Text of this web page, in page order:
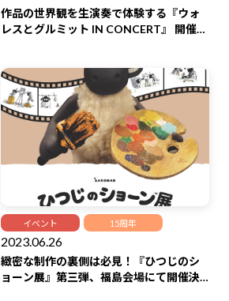
作品の世界観を生演奏で体験する『ウォ
レスとグルミット IN CONCERT』 開催決
イベント 15周年
2023.06.26
緻密な制作の裏側は必見！『ひつじのシ
ョーン展』第三弾、福島会場にて開催決